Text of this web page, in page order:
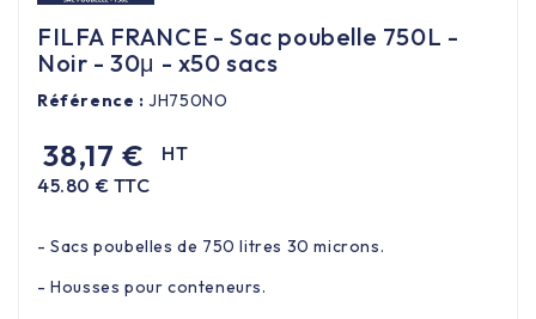
FILFA FRANCE - Sac poubelle 750L -
Noir - 30μ - x50 sacs
Référence : JH750NO
38,17 €
HT
45.80 € TTC
- Sacs poubelles de 750 litres 30 microns.
- Housses pour conteneurs.